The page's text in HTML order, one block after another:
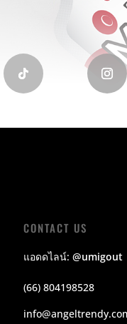
CONTACT US
แอดดไลน์: @umigout
(66) 804198528